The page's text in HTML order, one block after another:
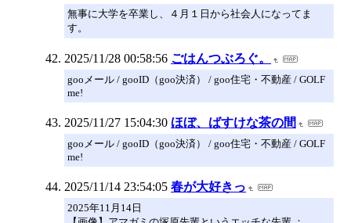
無事に大学を卒業し、４月１日から社会人になってま
す。
2025/11/28 00:58:56 ごはんつぶろぐ。
gooメール / gooID（goo決済） / goo住宅・不動産 / GOLF
me!
2025/11/27 15:04:30 ほぼ、ばすけな茶の間
gooメール / gooID（goo決済） / goo住宅・不動産 / GOLF
me!
2025/11/14 23:54:05 春が大好きっ
2025年11月14日